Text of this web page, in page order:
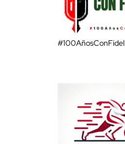
#100AñosConFidel